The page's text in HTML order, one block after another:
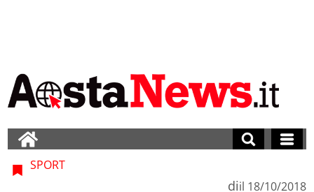
SPORT
diil 18/10/2018